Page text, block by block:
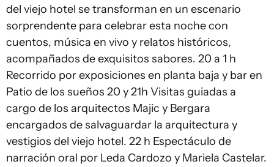
del viejo hotel se transforman en un escenario
sorprendente para celebrar esta noche con
cuentos, música en vivo y relatos históricos,
acompañados de exquisitos sabores. 20 a 1 h
Recorrido por exposiciones en planta baja y bar en
Patio de los sueños 20 y 21h Visitas guiadas a
cargo de los arquitectos Majic y Bergara
encargados de salvaguardar la arquitectura y
vestigios del viejo hotel. 22 h Espectáculo de
narración oral por Leda Cardozo y Mariela Castelar.